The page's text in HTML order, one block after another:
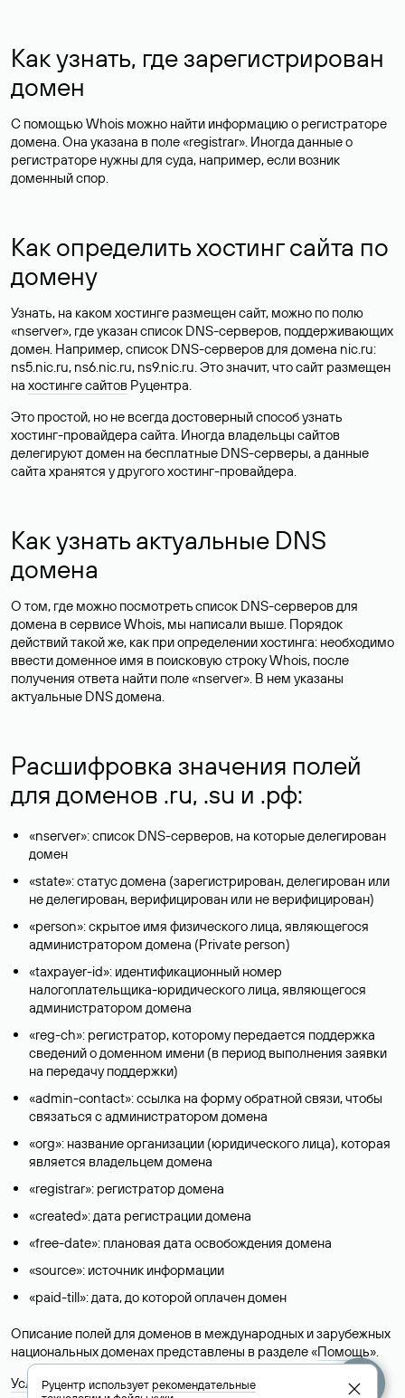
Как узнать, где зарегистрирован
домен
С помощью Whois можно найти информацию о регистраторе
домена. Она указана в поле «registrar». Иногда данные о
регистраторе нужны для суда, например, если возник
доменный спор.
Как определить хостинг сайта по
домену
Узнать, на каком хостинге размещен сайт, можно по полю
«nserver», где указан список DNS-серверов, поддерживающих
домен. Например, список DNS-серверов для домена nic.ru:
ns5.nic.ru, ns6.nic.ru, ns9.nic.ru. Это значит, что сайт размещен
на хостинге сайтов Руцентра.
Это простой, но не всегда достоверный способ узнать
хостинг-провайдера сайта. Иногда владельцы сайтов
делегируют домен на бесплатные DNS-серверы, а данные
сайта хранятся у другого хостинг-провайдера.
Как узнать актуальные DNS
домена
О том, где можно посмотреть список DNS-серверов для
домена в сервисе Whois, мы написали выше. Порядок
действий такой же, как при определении хостинга: необходимо
ввести доменное имя в поисковую строку Whois, после
получения ответа найти поле «nserver». В нем указаны
актуальные DNS домена.
Расшифровка значения полей
для доменов .ru, .su и .рф:
«nserver»: список DNS-серверов, на которые делегирован
домен
«state»: статус домена (зарегистрирован, делегирован или
не делегирован, верифицирован или не верифицирован)
«person»: скрытое имя физического лица, являющегося
администратором домена (Privatе person)
«taxpayer-id»: идентификационный номер
налогоплательщика-юридического лица, являющегося
администратором домена
«reg-ch»: регистратор, которому передается поддержка
сведений о доменном имени (в период выполнения заявки
на передачу поддержки)
«admin-contact»: ссылка на форму обратной связи, чтобы
связаться с администратором домена
«org»: название организации (юридического лица), которая
является владельцем домена
«registrar»: регистратор домена
«created»: дата регистрации домена
«free-date»: плановая дата освобождения домена
«source»: источник информации
«paid-till»: дата, до которой оплачен домен
Описание полей для доменов в международных и зарубежных
национальных доменах представлены в разделе «Помощь».
Условия использования Whois-сервиса
Руцентр используетрекомендательные